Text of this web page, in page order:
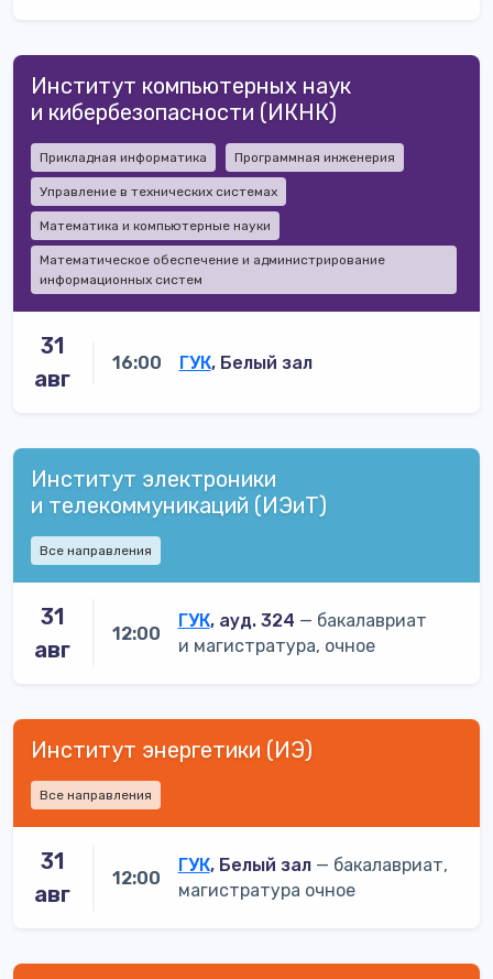
Институт компьютерных наук
и кибербезопасности (ИКНК)
Прикладная информатика Программная инженерия
Управление в технических системах
Математика и компьютерные науки
Математическое обеспечение и администрирование
информационных систем
31
авг
16:00 ГУК, Белый зал
Институт электроники
и телекоммуникаций (ИЭиТ)
Все направления
31
авг
12:00
ГУК, ауд. 324 — бакалавриат
и магистратура, очное
Институт энергетики (ИЭ)
Все направления
31
авг
12:00
ГУК, Белый зал— бакалавриат,
магистратура очное